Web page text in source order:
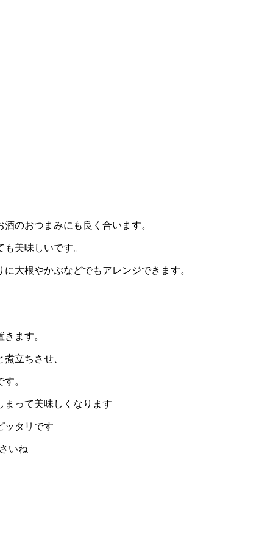
のおつまみにも良く合います。
美味しいです。
大根やかぶなどでもアレンジできます。
ます。
立ちさせ、
。
まって美味しくなります
ッタリです
いね